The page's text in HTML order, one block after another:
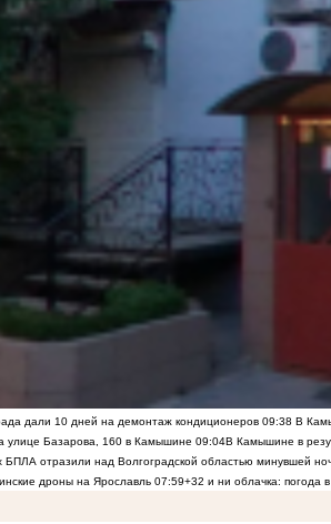
дали 10 дней на демонтаж кондиционеров 09:38 В
улице Базарова, 160 в Камышине 09:04В Камышине в
БПЛА отразили над Волгоградской областью минувшей
дроны на Ярославль 07:59+32 и ни облачка: погода